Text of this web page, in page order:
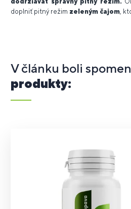
doplniť pitný režim zeleným čajom,
V článku boli
produkty: